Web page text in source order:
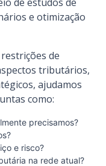
e otimização
de
tributários,
ajudamos
como:
precisamos?
e risco?
na rede atual?